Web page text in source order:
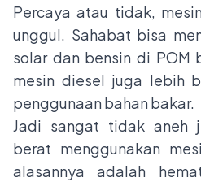
Percaya atau tidak,
unggul. Sahabat bisa
solar dan bensin di POM
mesin diesel juga lebih
penggunaan bahan bakar.
Jadi sangat tidak aneh
berat menggunakan
alasannya adalah